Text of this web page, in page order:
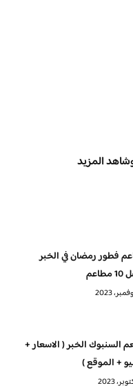
المزيد
فطور رمضان في الخبر
السنبوك الخبر ( الاسعار +
+ الموقع )